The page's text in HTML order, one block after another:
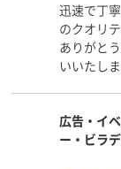
迅速で丁
のクオリ
ありがと
いいたしま
広告・イ
ー・ビラ